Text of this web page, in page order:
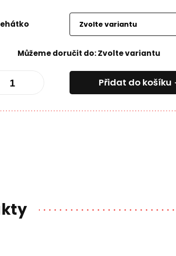
Můžeme doručit do: Zvolte variantu
Přidat do košíku